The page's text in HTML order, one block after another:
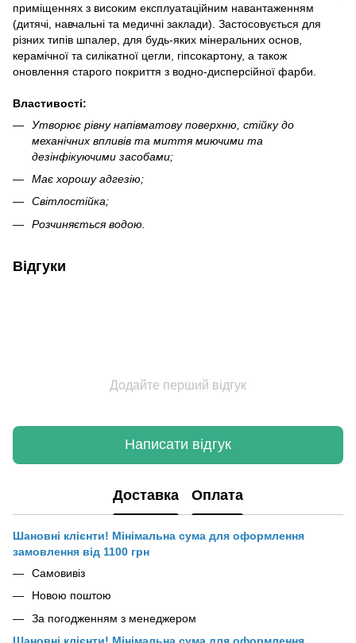
приміщеннях з високим експлуатаційним навантаженням
(дитячі, навчальні та медичні заклади). Застосовується для
різних типів шпалер, для будь-яких мінеральних основ,
керамічної та силікатної цегли, гіпсокартону, а також
оновлення старого покриття з водно-дисперсійної фарби.
Властивості:
Утворює рівну напівматову поверхню, стійку до
механічних впливів та миття миючими та
дезінфікуючими засобами;
Має хорошу адгезію;
Світлостійка;
Розчиняється водою.
Відгуки
Додайте перший відгук
Написати відгук
Доставка Оплата
Шановні клієнти! Мінімальна сума для оформлення
замовлення від 1100 грн
Самовивіз
Новою поштою
За погодженням з менеджером